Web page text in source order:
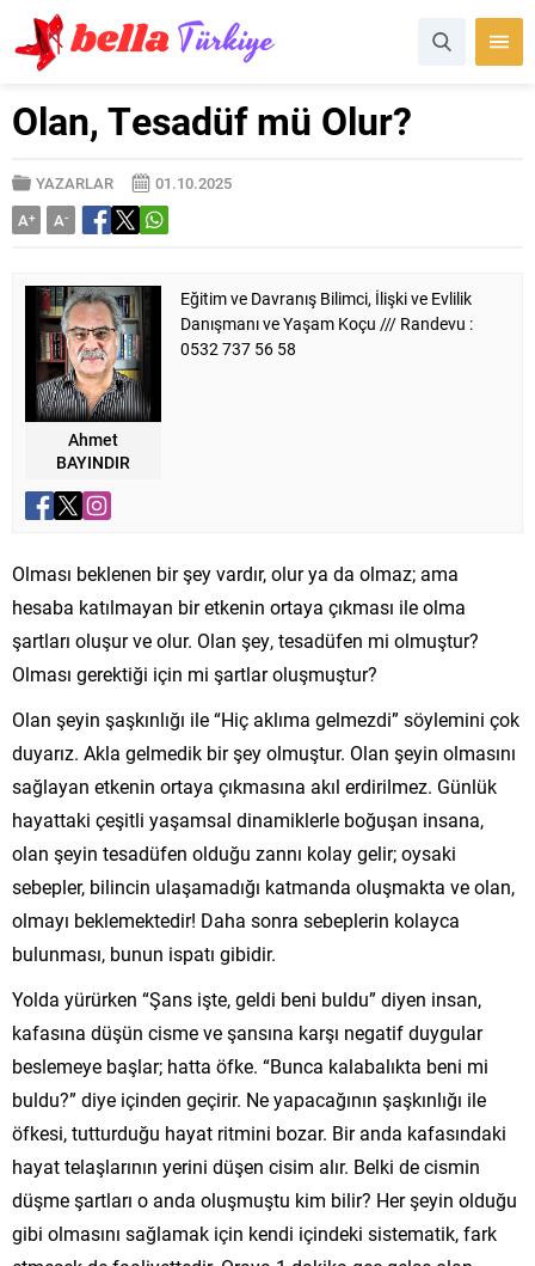
Olan, Tesadüf mü Olur?
YAZARLAR
01.10.2025
A+ A-
Ahmet
BAYINDIR
Eğitim ve Davranış Bilimci, İlişki ve Evlilik
Danışmanı ve Yaşam Koçu /// Randevu :
0532 737 56 58
Olması beklenen bir şey vardır, olur ya da olmaz; ama
hesaba katılmayan bir etkenin ortaya çıkması ile olma
şartları oluşur ve olur. Olan şey, tesadüfen mi olmuştur?
Olması gerektiği için mi şartlar oluşmuştur?
Olan şeyin şaşkınlığı ile “Hiç aklıma gelmezdi” söylemini çok
duyarız. Akla gelmedik bir şey olmuştur. Olan şeyin olmasını
sağlayan etkenin ortaya çıkmasına akıl erdirilmez. Günlük
hayattaki çeşitli yaşamsal dinamiklerle boğuşan insana,
olan şeyin tesadüfen olduğu zannı kolay gelir; oysaki
sebepler, bilincin ulaşamadığı katmanda oluşmakta ve olan,
olmayı beklemektedir! Daha sonra sebeplerin kolayca
bulunması, bunun ispatı gibidir.
Yolda yürürken “Şans işte, geldi beni buldu” diyen insan,
kafasına düşün cisme ve şansına karşı negatif duygular
beslemeye başlar; hatta öfke. “Bunca kalabalıkta beni mi
buldu?” diye içinden geçirir. Ne yapacağının şaşkınlığı ile
öfkesi, tutturduğu hayat ritmini bozar. Bir anda kafasındaki
hayat telaşlarının yerini düşen cisim alır. Belki de cismin
düşme şartları o anda oluşmuştu kim bilir? Her şeyin olduğu
gibi olmasını sağlamak için kendi içindeki sistematik, fark